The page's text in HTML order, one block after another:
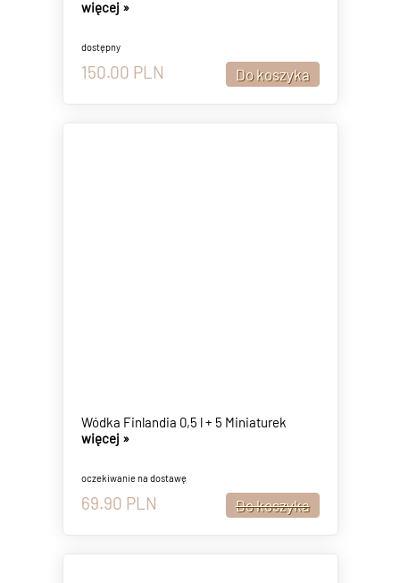
więcej »
dostępny
150.00 PLN
Wódka Finlandia 0,5 l + 5 Miniaturek
więcej »
oczekiwanie na dostawę
69.90 PLN